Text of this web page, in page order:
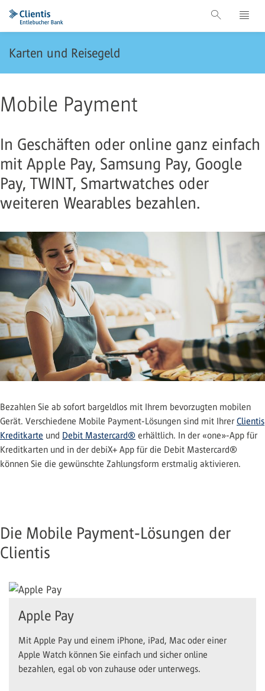
Karten und Reisegeld
Mobile Payment
In Geschäften oder online ganz einfach
mit Apple Pay, Samsung Pay, Google
Pay, TWINT, Smartwatches oder
weiteren Wearables bezahlen.
Bezahlen Sie ab sofort bargeldlos mit Ihrem bevorzugten mobilen
Gerät. Verschiedene Mobile Payment-Lösungen sind mit Ihrer Clientis
Kreditkarte und Debit Mastercard® erhältlich. In der «one»-App für
Kreditkarten und in der debiX+ App für die Debit Mastercard®
können Sie die gewünschte Zahlungsform erstmalig aktivieren.
Die Mobile Payment-Lösungen der
Clientis
Apple Pay
Mit Apple Pay und einem iPhone, iPad, Mac oder einer
Apple Watch können Sie einfach und sicher online
bezahlen, egal ob von zuhause oder unterwegs.